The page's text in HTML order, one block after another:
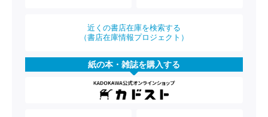
近くの書店在庫を検索する
（書店在庫情報プロジェクト）
紙の本・雑誌を購入する